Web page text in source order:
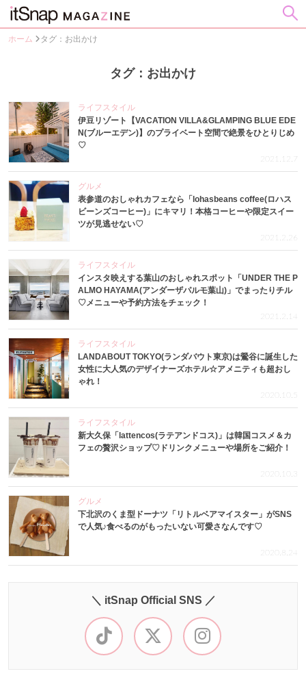
ホーム タグ：お出かけ
タグ：お出かけ
ライフスタイル
伊豆リゾート【VACATION VILLA&GLAMPING BLUE EDE
N(ブルーエデン)】のプライベート空間で絶景をひとりじめ
♡
2021.12.7
グルメ
表参道のおしゃれカフェなら「lohasbeans coffee(ロハス
ビーンズコーヒー)」にキマリ！本格コーヒーや限定スイー
ツが見逃せない♡
2021.2.26
ライフスタイル
インスタ映えする葉山のおしゃれスポット「UNDER THE P
ALMO HAYAMA(アンダーザパルモ葉山)」でまったりチル
♡メニューや予約方法をチェック！
2021.2.14
ライフスタイル
LANDABOUT TOKYO(ランダバウト東京)は鶯谷に誕生した
女性に大人気のデザイナーズホテル☆アメニティも超おし
ゃれ！
2020.10.5
ライフスタイル
新大久保「lattencos(ラテアンドコス)」は韓国コスメ＆カ
フェの贅沢ショップ♡ドリンクメニューや場所をご紹介！
2020.10.3
グルメ
下北沢のくま型ドーナツ「リトルベアマイスター」がSNS
で人気♪食べるのがもったいない可愛さなんです♡
2020.8.24
＼ itSnap Official SNS ／